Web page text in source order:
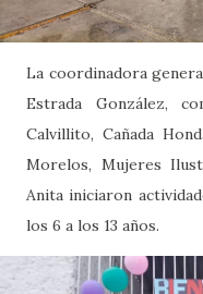
La coordinadora
Estrada González,
Calvillito, Cañada
Morelos, Mujeres
Anita iniciaron
los 6 a los 13 años.